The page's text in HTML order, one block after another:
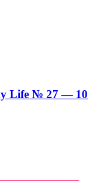
Life № 27 — 10